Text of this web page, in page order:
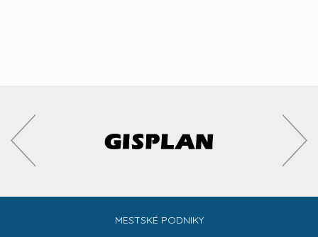
MESTSKÉ PODNIKY